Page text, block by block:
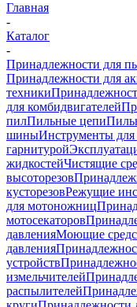
Главная
-
Каталог
-
Принадлежности для
Принадлежности для
техники
для комбидвигателей
пилПильные цепи
шиныИнструменты для
гарнитурой
жидкостейЧистящие
высоторезов
кусторезовРежущие
для мотоножниц
мотосекаторов
давленияМоющие
давления
устройств
измельчителей
распылителей